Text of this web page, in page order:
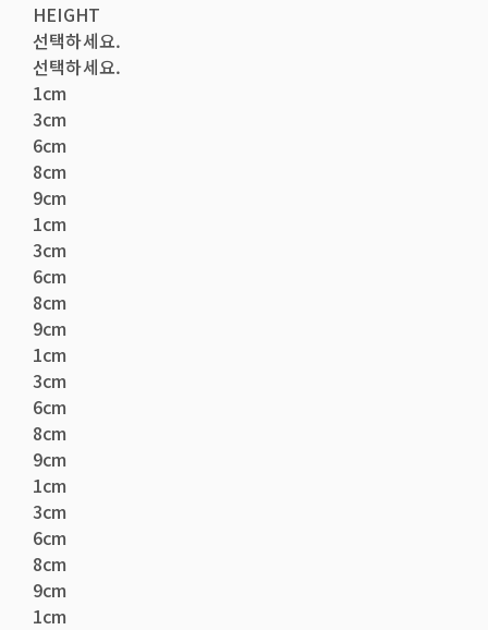
HEIGHT
선택하세요.
선택하세요.
1cm
3cm
6cm
8cm
9cm
1cm
3cm
6cm
8cm
9cm
1cm
3cm
6cm
8cm
9cm
1cm
3cm
6cm
8cm
9cm
1cm